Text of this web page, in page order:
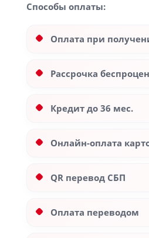
Способы оплаты:
Оплата при
Рассрочка
Кредит до 36 мес.
Онлайн-оплата
QR перевод СБП
Оплата переводом